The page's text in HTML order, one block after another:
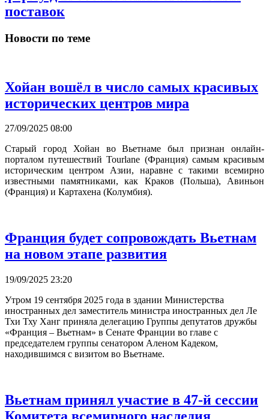
поставок
Новости по теме
Хойан вошёл в число самых красивых
исторических центров мира
27/09/2025 08:00
Старый город Хойан во Вьетнаме был признан онлайн-
порталом путешествий Tourlane (Франция) самым красивым
историческим центром Азии, наравне с такими всемирно
известными памятниками, как Краков (Польша), Авиньон
(Франция) и Картахена (Колумбия).
Франция будет сопровождать Вьетнам
на новом этапе развития
19/09/2025 23:20
Утром 19 сентября 2025 года в здании Министерства
иностранных дел заместитель министра иностранных дел Ле
Тхи Тху Ханг приняла делегацию Группы депутатов дружбы
«Франция – Вьетнам» в Сенате Франции во главе с
председателем группы сенатором Аленом Кадеком,
находившимся с визитом во Вьетнаме.
Вьетнам принял участие в 47-й сессии